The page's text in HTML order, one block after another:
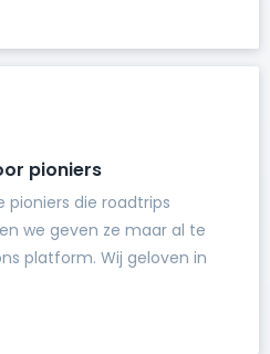
pioniers
pioniers die roadtrips
we geven ze maar al te
platform. Wij geloven in